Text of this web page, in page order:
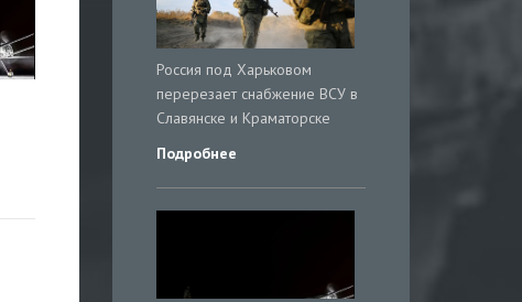
Россия под Харьковом
перерезает снабжение ВСУ в
Славянске и Краматорске
Подробнее